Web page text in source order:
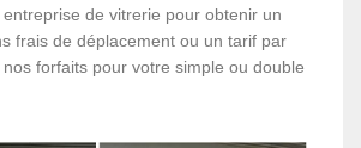
de vitrerie pour obtenir un
frais de déplacement ou un tarif par
forfaits pour votre simple ou double